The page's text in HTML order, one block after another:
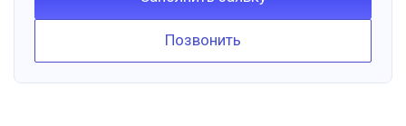
Позвонить